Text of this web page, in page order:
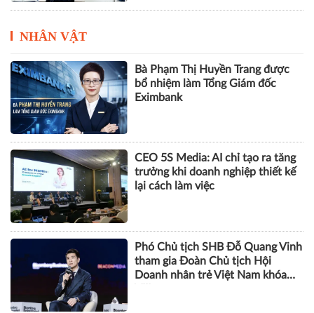
NHÂN VẬT
Bà Phạm Thị Huyền Trang được
bổ nhiệm làm Tổng Giám đốc
Eximbank
CEO 5S Media: AI chỉ tạo ra tăng
trưởng khi doanh nghiệp thiết kế
lại cách làm việc
Phó Chủ tịch SHB Đỗ Quang Vinh
tham gia Đoàn Chủ tịch Hội
Doanh nhân trẻ Việt Nam khóa